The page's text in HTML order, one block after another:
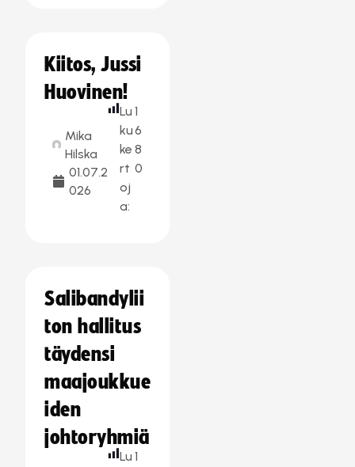
Kiitos, Jussi
Huovinen!
Mika
Hilska
01.07.2
026
Lu
ku
ke
rt
oj
a:
1
6
8
0
Salibandylii
ton hallitus
täydensi
maajoukkue
iden
johtoryhmiä
Lu 1